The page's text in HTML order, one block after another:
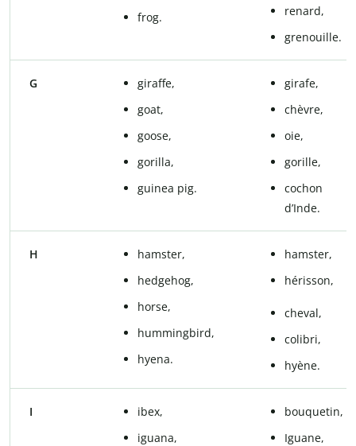
frog.
renard,
grenouille.
G
giraffe,
goat,
goose,
gorilla,
guinea pig.
girafe,
chèvre,
oie,
gorille,
cochon
d’Inde.
H
hamster,
hedgehog,
horse,
hummingbird,
hyena.
hamster,
hérisson,
cheval,
colibri,
hyène.
I
ibex,
iguana,
bouquetin,
Iguane,